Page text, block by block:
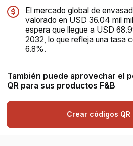
El mercado global de
valorado en USD 36.04 mil
espera que llegue a USD
2032, lo que refleja una tasa
6.8%.
También puede aprovechar el
QR para sus productos F&B
Crear códigos QR